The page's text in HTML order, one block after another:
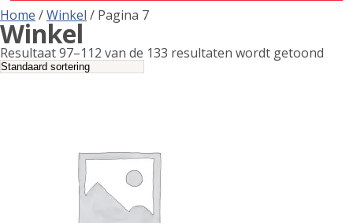
Home /Winkel / Pagina 7
Winkel
Resultaat 97–112 van de 133 resultaten wordt getoond